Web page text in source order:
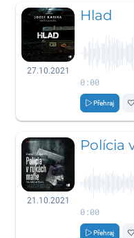
27.10.2021
Hlad
0:00
Přehraj
21.10.2021
Polícia
0:00
Přehraj